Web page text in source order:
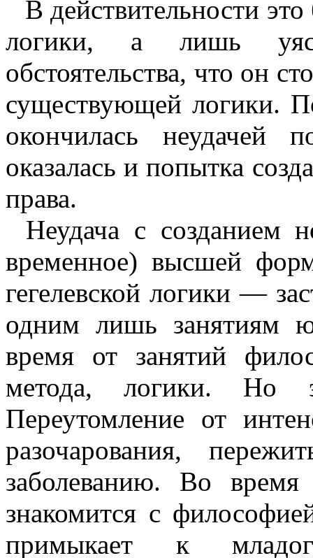
В действительности
логи­ки, а лишь
обстоятельства, что он
существующей логики.
окончилась неудачей
оказалась и попытка
права.
Неудача с созданием
времен­ное) высшей
гегелевской логики —
одним лишь занятиям
время от занятий
метода, логики. Но
Переутомление от
разочарова­ния,
заболеванию. Во
знакомится с
примыкает к